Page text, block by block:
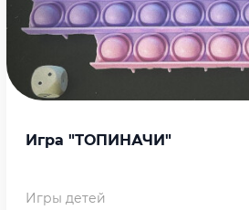
Игра "ТОПИНАЧИ"
Игры детей